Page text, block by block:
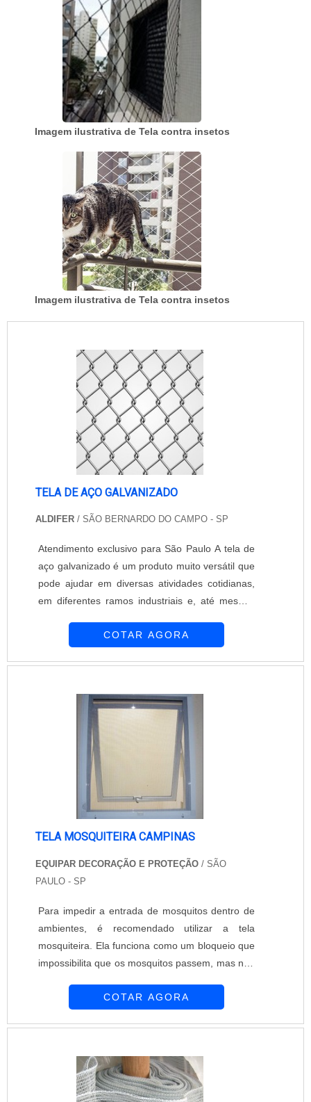
desde 1997. Conta com profissiona...
Imagem ilustrativa de Tela contra insetos
Imagem ilustrativa de Tela contra insetos
TELA DE AÇO GALVANIZADO
ALDIFER / SÃO BERNARDO DO CAMPO - SP
Atendimento exclusivo para São Paulo A tela de
aço galvanizado é um produto muito versátil que
pode ajudar em diversas atividades cotidianas,
em diferentes ramos industriais e, até mesmo,
utilizadas para separar loteamentos, setores de
se dá pelo fato de essa ferramenta....
COTAR AGORA
TELA MOSQUITEIRA CAMPINAS
EQUIPAR DECORAÇÃO E PROTEÇÃO / SÃO
PAULO - SP
Para impedir a entrada de mosquitos dentro de
ambientes, é recomendado utilizar a tela
mosquiteira. Ela funciona como um bloqueio que
impossibilita que os mosquitos passem, mas não
A empresa Equipar Decoração e Proteção
profissionais altamente qualificados e
experientes que se dedi....
COTAR AGORA